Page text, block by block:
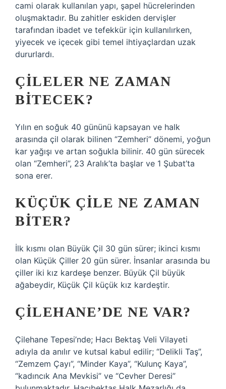
cami olarak kullanılan yapı, şapel hücrelerinden
oluşmaktadır. Bu zahitler eskiden dervişler
tarafından ibadet ve tefekkür için kullanılırken,
yiyecek ve içecek gibi temel ihtiyaçlardan uzak
dururlardı.
ÇILELER NE ZAMAN
BITECEK?
Yılın en soğuk 40 gününü kapsayan ve halk
arasında çil olarak bilinen “Zemheri” dönemi, yoğun
kar yağışı ve artan soğukla ​​bilinir. 40 gün sürecek
olan “Zemheri”, 23 Aralık’ta başlar ve 1 Şubat’ta
sona erer.
KÜÇÜK ÇILE NE ZAMAN
BITER?
İlk kısmı olan Büyük Çil 30 gün sürer; ikinci kısmı
olan Küçük Çiller 20 gün sürer. İnsanlar arasında bu
çiller iki kız kardeşe benzer. Büyük Çil büyük
ağabeydir, Küçük Çil küçük kız kardeştir.
ÇILEHANE’DE NE VAR?
Çilehane Tepesi’nde; Hacı Bektaş Veli Vilayeti
adıyla da anılır ve kutsal kabul edilir; “Delikli Taş”,
“Zemzem Çayı”, “Minder Kaya”, “Kulunç Kaya”,
“kadıncık Ana Mevkisi” ve “Cevher Deresi”